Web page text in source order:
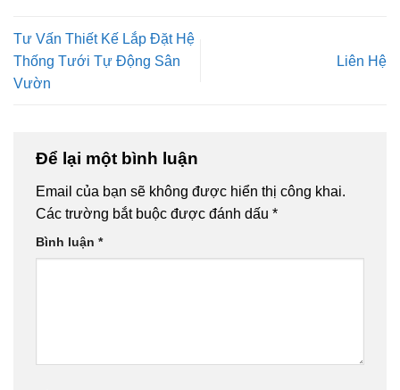
Tư Vấn Thiết Kế Lắp Đặt Hệ
Thống Tưới Tự Động Sân
Vườn
Liên Hệ
Để lại một bình luận
Email của bạn sẽ không được hiển thị công khai.
Các trường bắt buộc được đánh dấu *
Bình luận *